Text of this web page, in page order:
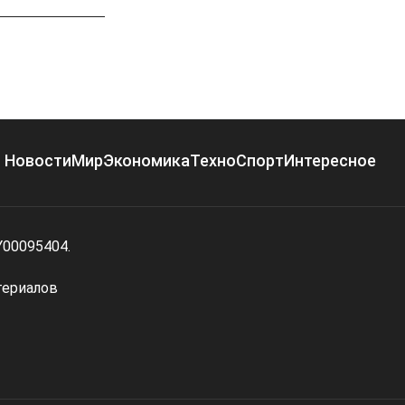
НовостиМирЭкономикаТехноСпортИнтересное